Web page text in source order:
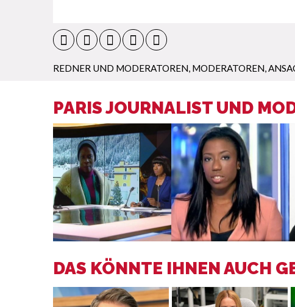
REDNER UND MODERATOREN, MODERATOREN,
PARIS JOURNALIST UND
DAS KÖNNTE IHNEN AUCH